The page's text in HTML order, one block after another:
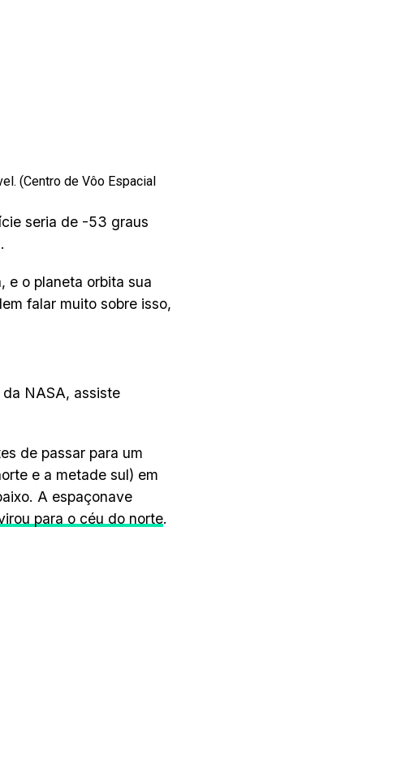
(Centro de Vôo Espacial
seria de -53 graus
e o planeta orbita sua
falar muito sobre isso,
NASA, assiste
de passar para um
e a metade sul) em
A espaçonave
para o céu do norte.